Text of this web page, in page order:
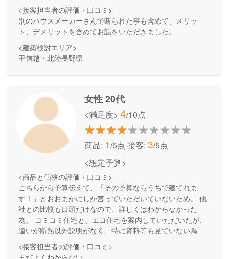
<接客担当者の評価・口コミ>
別のハウスメーカーさんで断られた事も含めて、メリッ
ト、デメリットを含めてお話をいただきました。
<建築検討エリア>
甲信越・北陸長野県
女性 20代
<満足度> 4/10点
商品: 1/5点 接客: 3/5点
<想定予算>
<商品と価格の評価・口コミ>
こちらから予算伝えて、「その予算ならうちで建てれま
す！」とおおまかにしか言っていただいていないため。 他
社との比較も口頭だけなので、詳しくはわからなかった
為。 コミコミ住宅と、エコ住宅を案内していただいたが、
違いが断熱以外説明がなく、特に資料等も見ていない為
<接客担当者の評価・口コミ>
まだよくわからない